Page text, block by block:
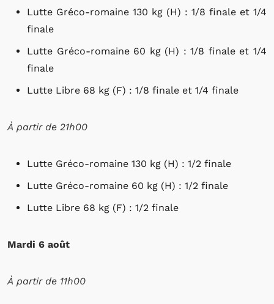
Lutte Gréco-romaine 130 kg (H) : 1/8 finale et 1/4
finale
Lutte Gréco-romaine 60 kg (H) : 1/8 finale et 1/4
finale
Lutte Libre 68 kg (F) : 1/8 finale et 1/4 finale
À partir de 21h00
Lutte Gréco-romaine 130 kg (H) : 1/2 finale
Lutte Gréco-romaine 60 kg (H) : 1/2 finale
Lutte Libre 68 kg (F) : 1/2 finale
Mardi 6 août
À partir de 11h00